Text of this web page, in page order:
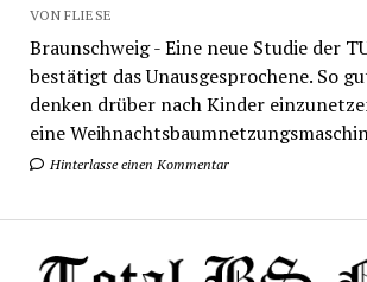
VON FLIESE
Braunschweig - Eine neue Studie der
bestätigt das Unausgesprochene. So
denken drüber nach Kinder
eine
Hinterlasse einen Kommentar